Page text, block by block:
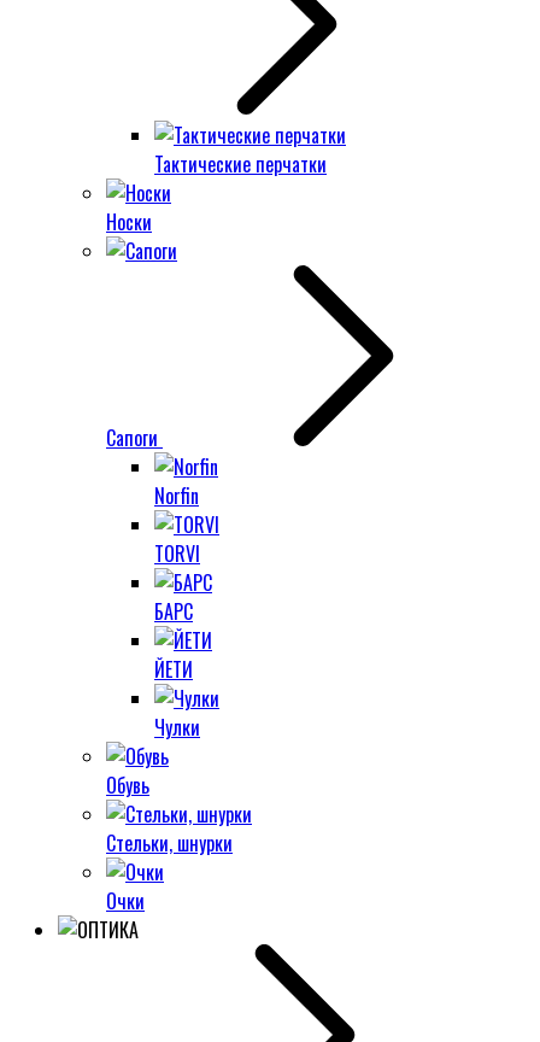
Тактические перчатки
Носки
Сапоги
Norfin
TORVI
БАРС
ЙЕТИ
Чулки
Обувь
Стельки, шнурки
Очки